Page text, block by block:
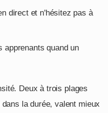
direct et n'hésitez pas à
apprenants quand un
Deux à trois plages
la durée, valent mieux